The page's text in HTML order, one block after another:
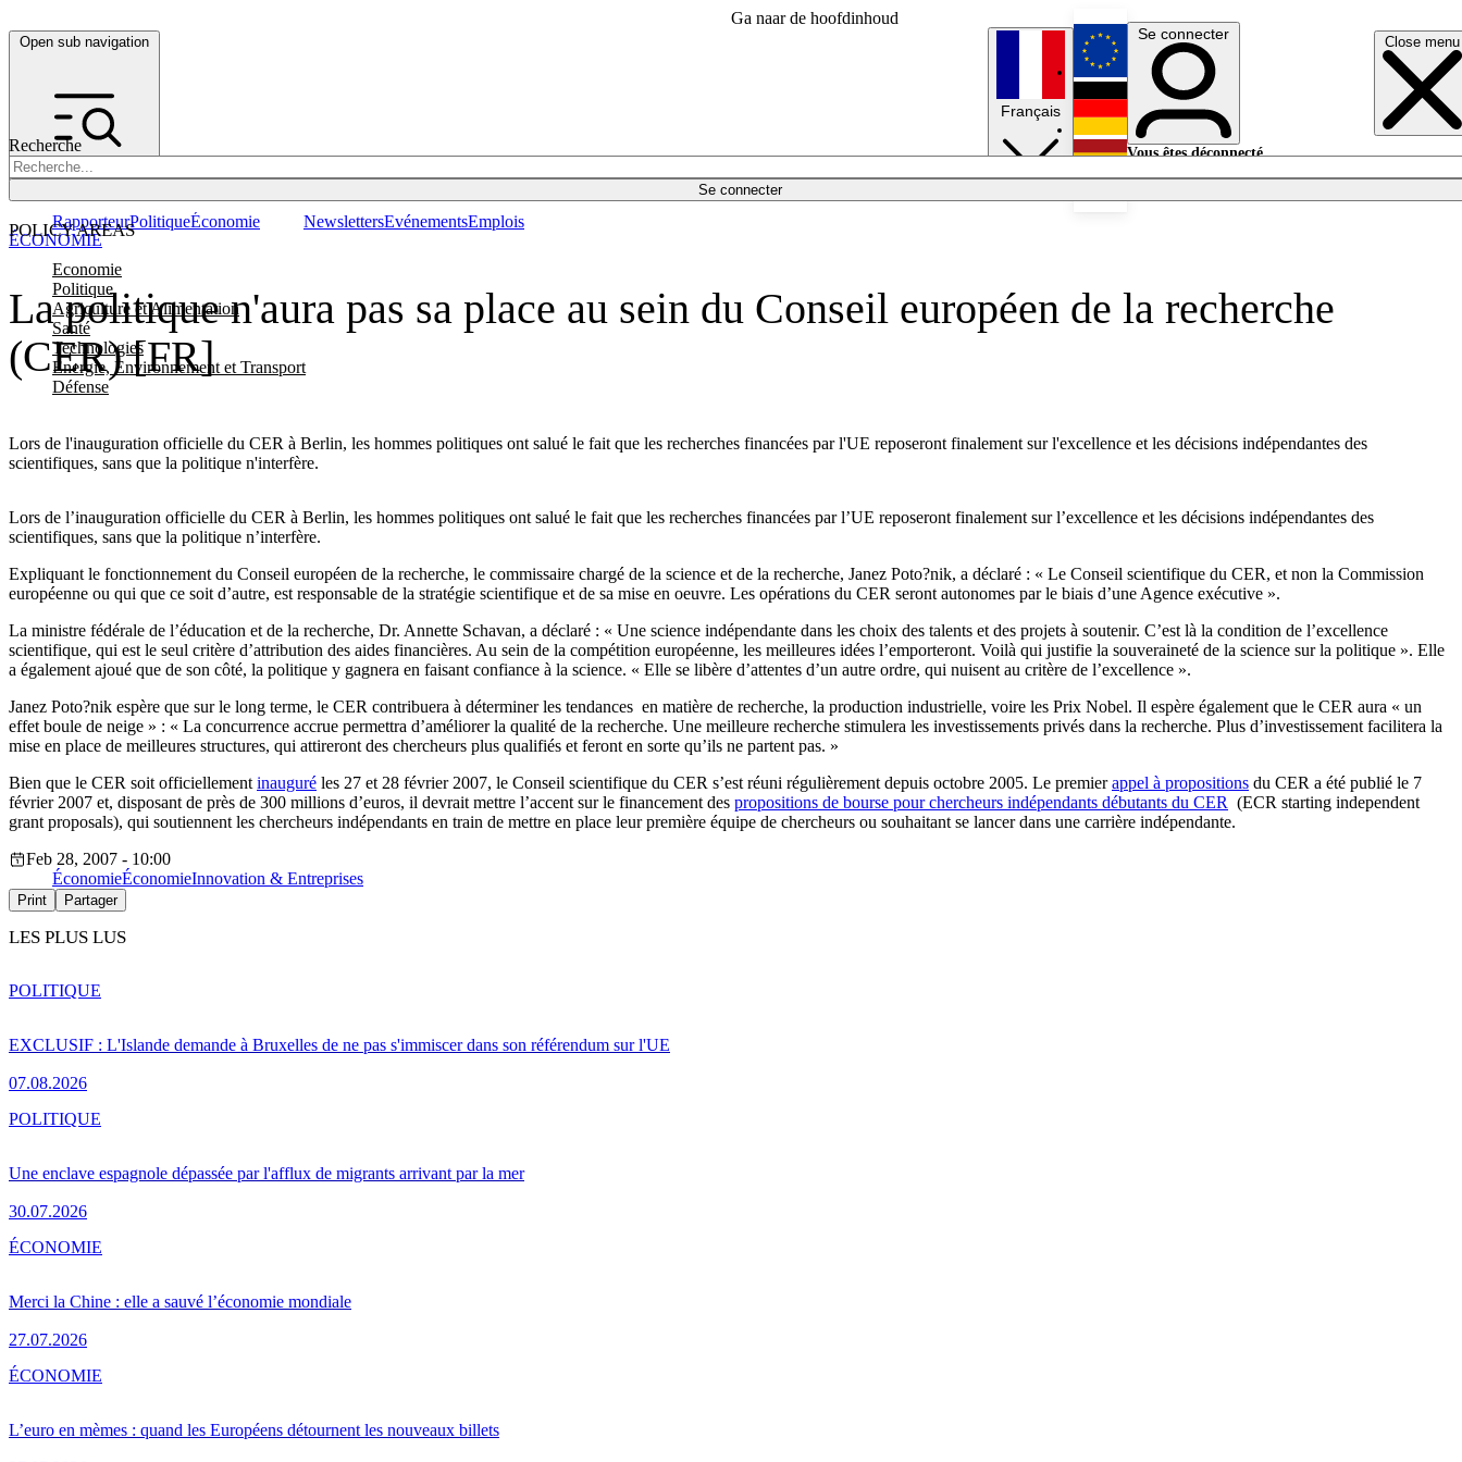
Ga naar de hoofdinhoud
Open sub navigation Close menu
Recherche
Se connecter
POLICY AREAS
Economie
Politique
Agriculture et Alimentation
Santé
Technologies
Energie, Environnement et Transport
Défense
RapporteurPolitiqueÉconomie NewslettersEvénementsEmplois
Français
English
Deutsch
Se connecter
Vous êtes déconnecté.
La politique n'aura pas sa place au sein du Conseil européen de la recherche
(CER) [FR]
Lors de l'inauguration officielle du CER à Berlin, les hommes politiques ont salué le fait que les recherches financées par l'UE reposeront finalement sur l'excellence et les décisions indépendantes des
scientifiques, sans que la politique n'interfère.
ÉCONOMIE
Lors de l’inauguration officielle du CER à Berlin, les hommes politiques ont salué le fait que les recherches financées par l’UE reposeront finalement sur l’excellence et les décisions indépendantes des
scientifiques, sans que la politique n’interfère.
Expliquant le fonctionnement du Conseil européen de la recherche, le commissaire chargé de la science et de la recherche, Janez Poto?nik, a déclaré : « Le Conseil scientifique du CER, et non la Commission
européenne ou qui que ce soit d’autre, est responsable de la stratégie scientifique et de sa mise en oeuvre. Les opérations du CER seront autonomes par le biais d’une Agence exécutive ».
La ministre fédérale de l’éducation et de la recherche, Dr. Annette Schavan, a déclaré : « Une science indépendante dans les choix des talents et des projets à soutenir. C’est là la condition de l’excellence
scientifique, qui est le seul critère d’attribution des aides financières. Au sein de la compétition européenne, les meilleures idées l’emporteront. Voilà qui justifie la souveraineté de la science sur la politique ». Elle
a également ajoué que de son côté, la politique y gagnera en faisant confiance à la science. « Elle se libère d’attentes d’un autre ordre, qui nuisent au critère de l’excellence ».
Janez Poto?nik espère que sur le long terme, le CER contribuera à déterminer les tendances en matière de recherche, la production industrielle, voire les Prix Nobel. Il espère également que le CER aura « un
effet boule de neige » : « La concurrence accrue permettra d’améliorer la qualité de la recherche. Une meilleure recherche stimulera les investissements privés dans la recherche. Plus d’investissement facilitera la
mise en place de meilleures structures, qui attireront des chercheurs plus qualifiés et feront en sorte qu’ils ne partent pas. »
Bien que le CER soit officiellement inauguré les 27 et 28 février 2007, le Conseil scientifique du CER s’est réuni régulièrement depuis octobre 2005. Le premierappel à propositions du CER a été publié le 7
février 2007 et, disposant de près de 300 millions d’euros, il devrait mettre l’accent sur le financement des propositions de bourse pour chercheurs indépendants débutants du CER (ECR starting independent
grant proposals), qui soutiennent les chercheurs indépendants en train de mettre en place leur première équipe de chercheurs ou souhaitant se lancer dans une carrière indépendante.
Feb 28, 2007 - 10:00
ÉconomieÉconomieInnovation & Entreprises
Print Partager
LES PLUS LUS
EXCLUSIF : L'Islande demande à Bruxelles de ne pas s'immiscer dans son référendum sur l'UE
07.08.2026
POLITIQUE
Une enclave espagnole dépassée par l'afflux de migrants arrivant par la mer
30.07.2026
POLITIQUE
Merci la Chine : elle a sauvé l’économie mondiale
27.07.2026
ÉCONOMIE
L’euro en mèmes : quand les Européens détournent les nouveaux billets
ÉCONOMIE